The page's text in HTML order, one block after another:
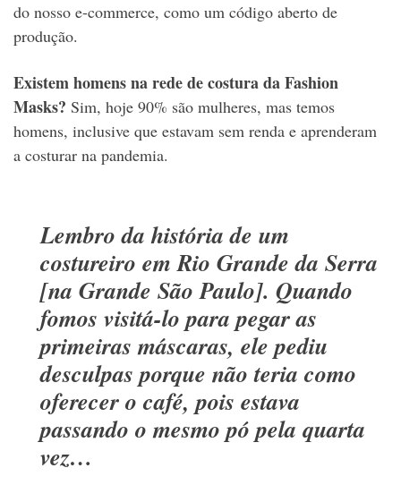
do nosso e-commerce, como um código aberto de
produção.
Existem homens na rede de costura da Fashion
Masks? Sim, hoje 90% são mulheres, mas temos
homens, inclusive que estavam sem renda e aprenderam
a costurar na pandemia.
Lembro da história de um
costureiro em Rio Grande da Serra
[na Grande São Paulo]. Quando
fomos visitá-lo para pegar as
primeiras máscaras, ele pediu
desculpas porque não teria como
oferecer o café, pois estava
passando o mesmo pó pela quarta
vez…